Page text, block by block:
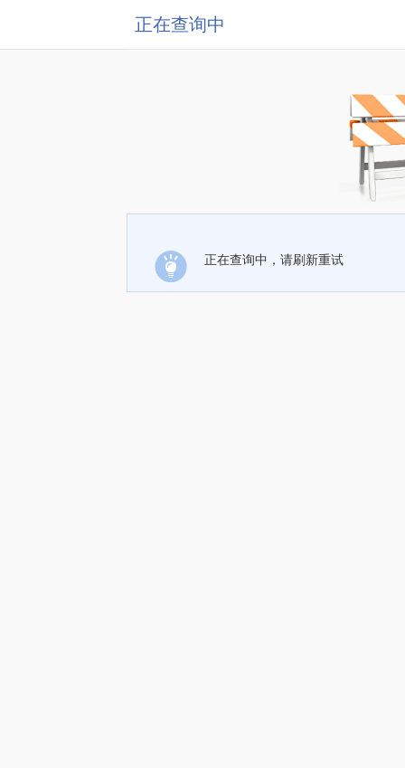
正在查询中
正在查询中，请刷新重试